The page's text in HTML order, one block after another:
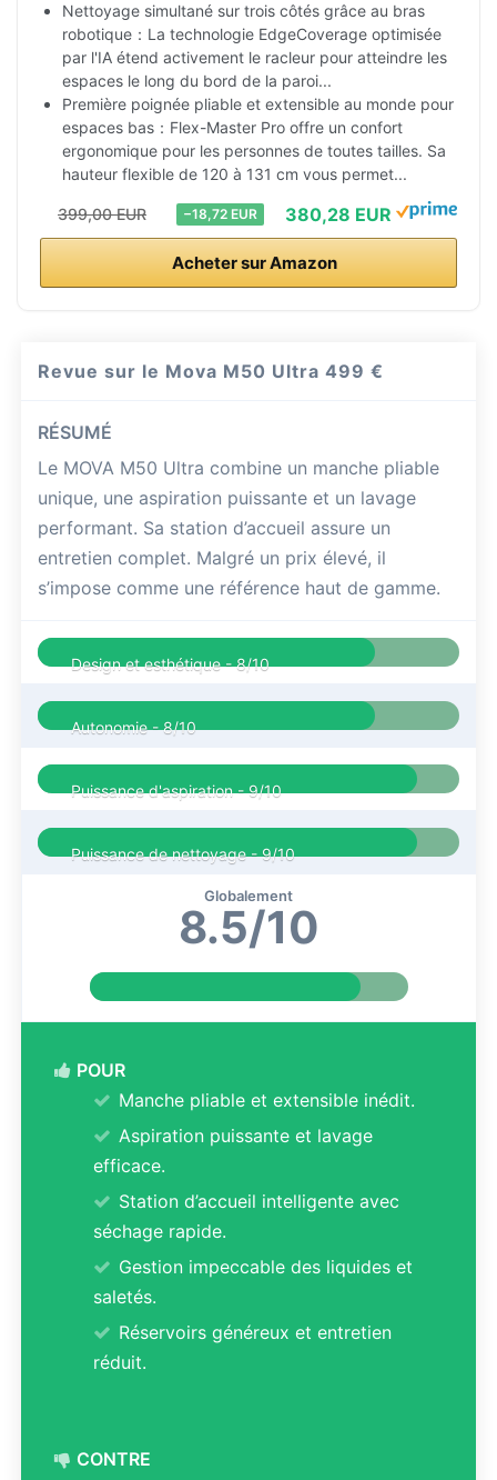
Nettoyage simultané sur trois côtés grâce au bras
robotique：La technologie EdgeCoverage optimisée
par l'IA étend activement le racleur pour atteindre les
espaces le long du bord de la paroi...
Première poignée pliable et extensible au monde pour
espaces bas：Flex-Master Pro offre un confort
ergonomique pour les personnes de toutes tailles. Sa
hauteur flexible de 120 à 131 cm vous permet...
399,00 EUR −18,72 EUR 380,28 EUR
Acheter sur Amazon
Revue sur le Mova M50 Ultra499 €
RÉSUMÉ
Le MOVA M50 Ultra combine un manche pliable
unique, une aspiration puissante et un lavage
performant. Sa station d’accueil assure un
entretien complet. Malgré un prix élevé, il
s’impose comme une référence haut de gamme.
Design et esthétique -8/10
Autonomie -8/10
Puissance d'aspiration -9/10
Puissance de nettoyage -9/10
Globalement
8.5/10
POUR
Manche pliable et extensible inédit.
Aspiration puissante et lavage
efficace.
Station d’accueil intelligente avec
séchage rapide.
Gestion impeccable des liquides et
saletés.
Réservoirs généreux et entretien
réduit.
CONTRE